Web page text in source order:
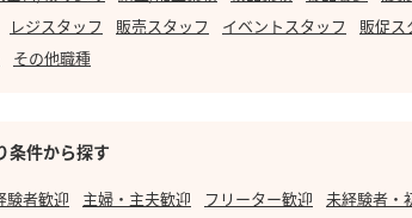
レジスタッフ 販売スタッフ イベントスタッフ 販促ス
その他職種
条件から探す
験者歓迎 主婦・主夫歓迎 フリーター歓迎 未経験者・